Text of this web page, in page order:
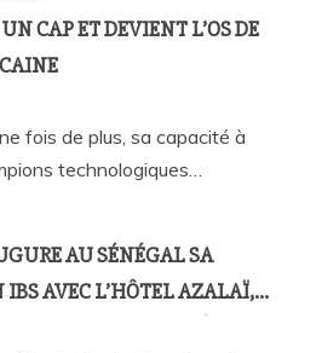
CAP ET DEVIENT L’OS DE
fois de plus, sa capacité à
technologiques…
AU SÉNÉGAL SA
AVEC L’HÔTEL AZALAÏ,
LA CONNECTIVITÉ